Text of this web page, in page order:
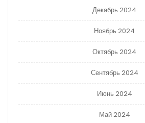
Декабрь 2024
Ноябрь 2024
Октябрь 2024
Сентябрь 2024
Июнь 2024
Май 2024